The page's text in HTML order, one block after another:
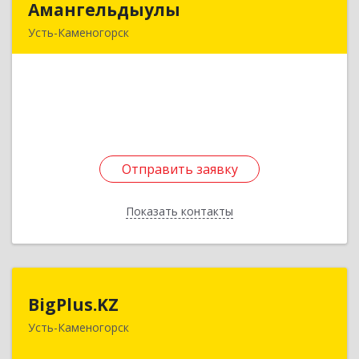
Амангельдыулы
Усть-Каменогорск
Отправить заявку
Показать контакты
Отправить заявку
Назад
BigPlus.KZ
Усть-Каменогорск
КАЗАХСТАН, 070004, г. Усть-Каменогорск, ул.